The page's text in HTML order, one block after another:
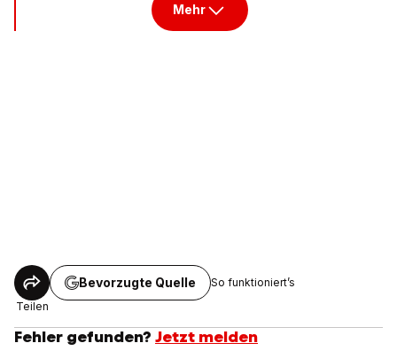
Mehr
Teilen
Bevorzugte Quelle So funktioniert’s
Fehler gefunden? Jetzt melden